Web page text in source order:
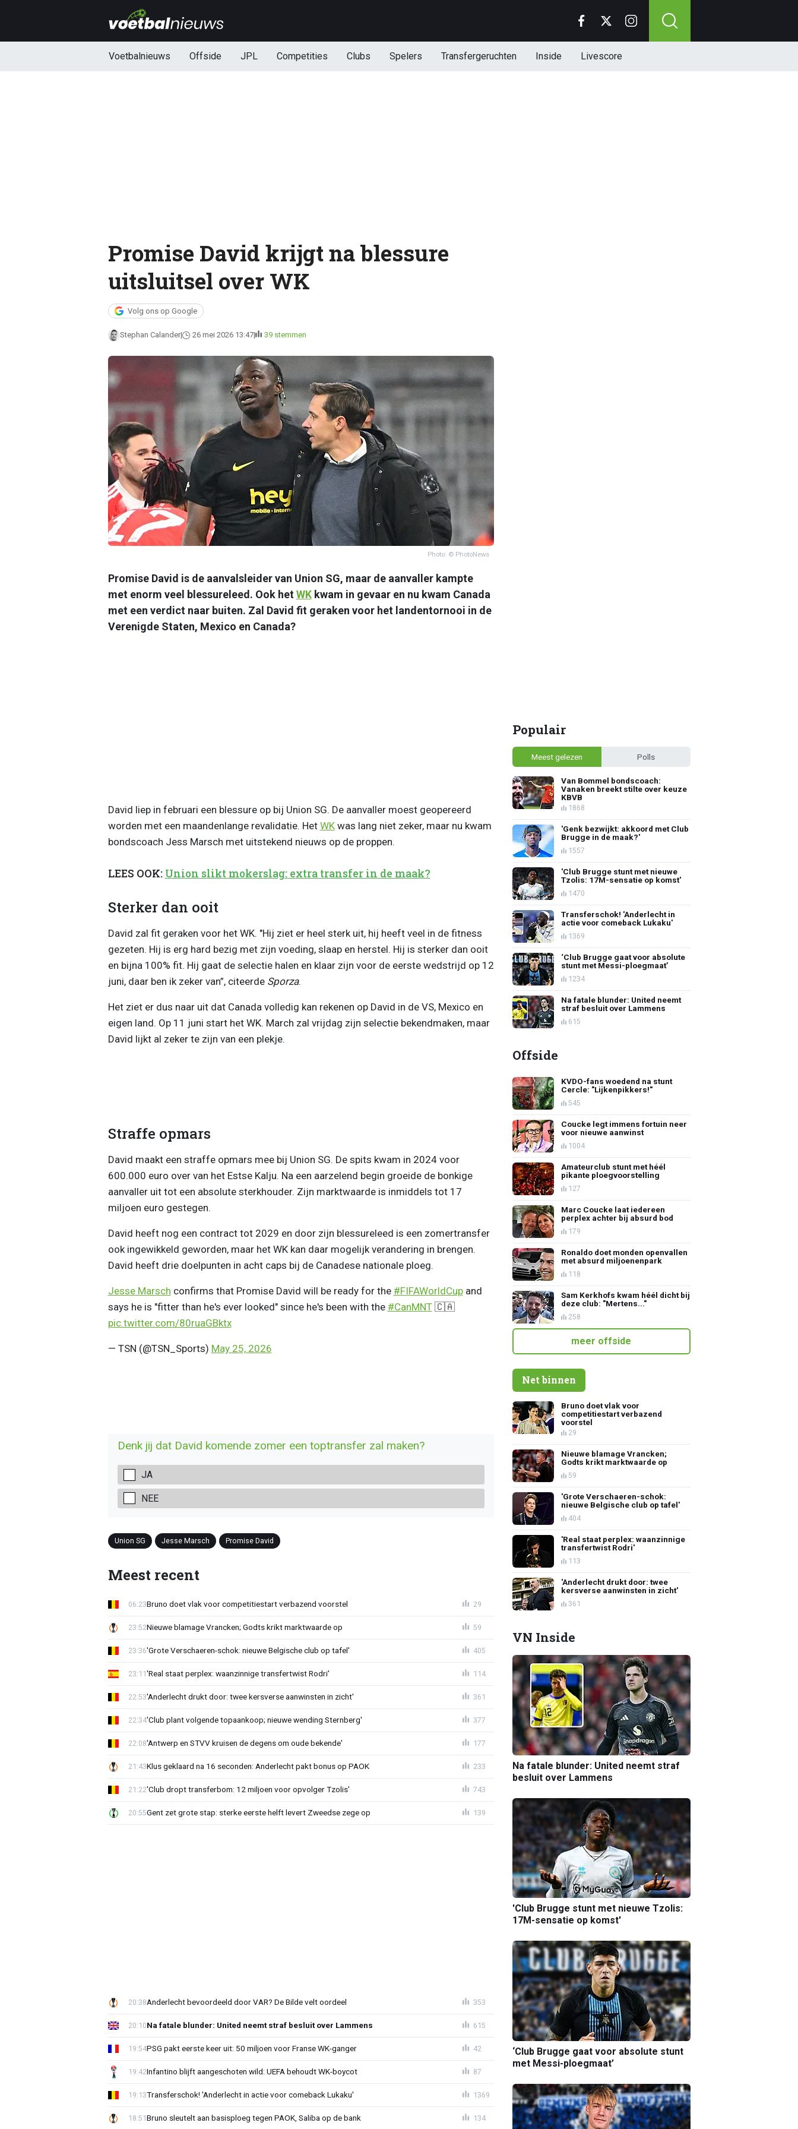
Voetbalnieuws Offside JPL Competities Clubs Spelers Transfergeruchten Inside Livescore
Promise David krijgt na blessure
uitsluitsel over WK
Volg ons op Google
Stephan Calander 26 mei 2026 13:47 39 stemmen
Photo: © PhotoNews
Promise David is de aanvalsleider van Union SG, maar de aanvaller kampte
met enorm veel blessureleed. Ook hetWKkwam in gevaar en nu kwam Canada
met een verdict naar buiten. Zal David fit geraken voor het landentornooi in de
Verenigde Staten, Mexico en Canada?
David liep in februari een blessure op bij Union SG. De aanvaller moest geopereerd
worden met een maandenlange revalidatie. Het WKwas lang niet zeker, maar nu kwam
bondscoach Jess Marsch met uitstekend nieuws op de proppen.
LEES OOK: Union slikt mokerslag: extra transfer in de maak?
Sterker dan ooit
David zal fit geraken voor het WK. "Hij ziet er heel sterk uit, hij heeft veel in de fitness
gezeten. Hij is erg hard bezig met zijn voeding, slaap en herstel. Hij is sterker dan ooit
en bijna 100% fit. Hij gaat de selectie halen en klaar zijn voor de eerste wedstrijd op 12
juni, daar ben ik zeker van”, citeerde Sporza.
Het ziet er dus naar uit dat Canada volledig kan rekenen op David in de VS, Mexico en
eigen land. Op 11 juni start het WK. March zal vrijdag zijn selectie bekendmaken, maar
David lijkt al zeker te zijn van een plekje.
Straffe opmars
David maakt een straffe opmars mee bij Union SG. De spits kwam in 2024 voor
600.000 euro over van het Estse Kalju. Na een aarzelend begin groeide de bonkige
aanvaller uit tot een absolute sterkhouder. Zijn marktwaarde is inmiddels tot 17
miljoen euro gestegen.
David heeft nog een contract tot 2029 en door zijn blessureleed is een zomertransfer
ook ingewikkeld geworden, maar het WK kan daar mogelijk verandering in brengen.
David heeft drie doelpunten in acht caps bij de Canadese nationale ploeg.
Jesse Marsch confirms that Promise David will be ready for the #FIFAWorldCupand
says he is "fitter than he's ever looked" since he's been with the #CanMNT🇨🇦
pic.twitter.com/80ruaGBktx
— TSN (@TSN_Sports) May 25, 2026
Denk jij dat David komende zomer een toptransfer zal maken?
JA
NEE
Union SG Jesse Marsch Promise David
Meest recent
Bruno doet vlak voor competitiestart verbazend voorstel
06:23 29
Nieuwe blamage Vrancken; Godts krikt marktwaarde op
23:52 59
'Grote Verschaeren-schok: nieuwe Belgische club op tafel'
23:36 405
'Real staat perplex: waanzinnige transfertwist Rodri'
23:11 114
'Anderlecht drukt door: twee kersverse aanwinsten in zicht'
22:53 361
'Club plant volgende topaankoop; nieuwe wending Sternberg'
22:34 377
'Antwerp en STVV kruisen de degens om oude bekende'
22:08 177
Klus geklaard na 16 seconden: Anderlecht pakt bonus op PAOK
21:43 233
'Club dropt transferbom: 12 miljoen voor opvolger Tzolis'
21:22 743
Gent zet grote stap: sterke eerste helft levert Zweedse zege op
20:55 139
Anderlecht bevoordeeld door VAR? De Bilde velt oordeel
20:38 353
Na fatale blunder: United neemt straf besluit over Lammens
20:10 615
PSG pakt eerste keer uit: 50 miljoen voor Franse WK-ganger
19:54 42
Infantino blijft aangeschoten wild: UEFA behoudt WK-boycot
19:42 87
Transferschok! 'Anderlecht in actie voor comeback Lukaku'
19:13 1369
Bruno sleutelt aan basisploeg tegen PAOK, Saliba op de bank
18:51 134
Populair
Meest gelezen Polls
Van Bommel bondscoach:
Vanaken breekt stilte over keuze
KBVB
1868
'Genk bezwijkt: akkoord met Club
Brugge in de maak?'
1557
'Club Brugge stunt met nieuwe
Tzolis: 17M-sensatie op komst'
1470
Transferschok! 'Anderlecht in
actie voor comeback Lukaku'
1369
‘Club Brugge gaat voor absolute
stunt met Messi-ploegmaat’
1234
Na fatale blunder: United neemt
straf besluit over Lammens
615
Offside
KVDO-fans woedend na stunt
Cercle: "Lijkenpikkers!"
545
Coucke legt immens fortuin neer
voor nieuwe aanwinst
1004
Amateurclub stunt met héél
pikante ploegvoorstelling
127
Marc Coucke laat iedereen
perplex achter bij absurd bod
179
Ronaldo doet monden openvallen
met absurd miljoenenpark
118
Sam Kerkhofs kwam héél dicht bij
deze club: "Mertens..."
258
meer offside
Net binnen
Bruno doet vlak voor
competitiestart verbazend
voorstel
29
Nieuwe blamage Vrancken;
Godts krikt marktwaarde op
59
'Grote Verschaeren-schok:
nieuwe Belgische club op tafel'
404
'Real staat perplex: waanzinnige
transfertwist Rodri'
113
'Anderlecht drukt door: twee
kersverse aanwinsten in zicht'
361
VN Inside
Na fatale blunder: United neemt straf
besluit over Lammens
'Club Brugge stunt met nieuwe Tzolis:
17M-sensatie op komst'
‘Club Brugge gaat voor absolute stunt
met Messi-ploegmaat’